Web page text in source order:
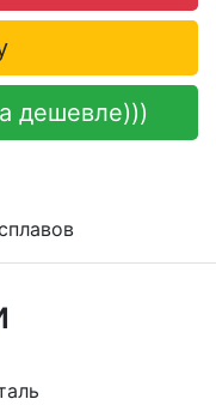
дешевле)))